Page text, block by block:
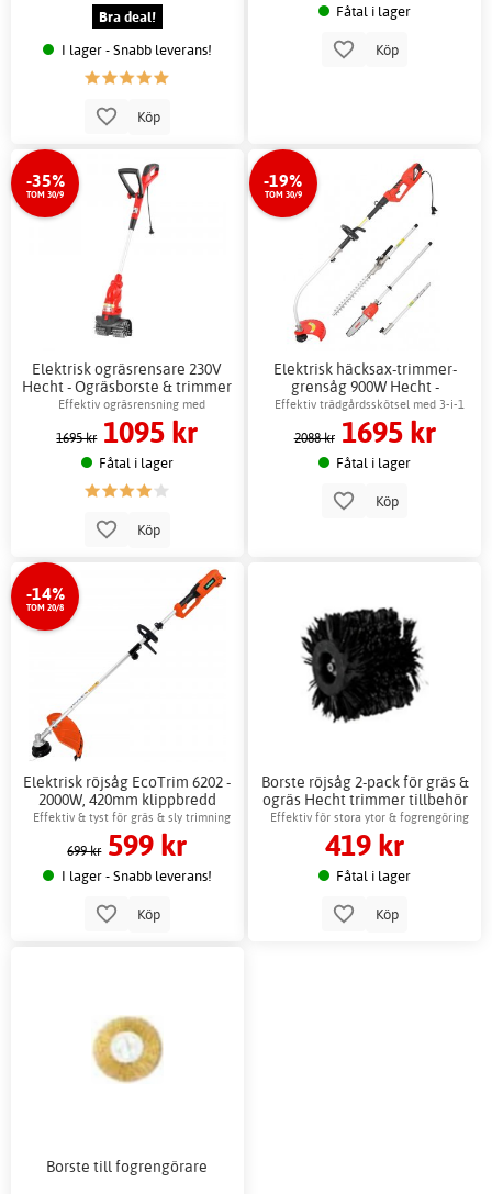
Bra deal!
I lager - Snabb leverans!
Köp
Fåtal i lager
Köp
-35%
TOM 30/9
Elektrisk ogräsrensare 230V
Hecht - Ogräsborste & trimmer
gräs
Effektiv ogräsrensning med
teleskopskaft
1695 kr 1095 kr
Fåtal i lager
Köp
-19%
TOM 30/9
Elektrisk häcksax-trimmer-
grensåg 900W Hecht -
Trädgårdsverktyg
Effektiv trädgårdsskötsel med 3-i-1
verktyg
2088 kr 1695 kr
Fåtal i lager
Köp
-14%
TOM 20/8
Elektrisk röjsåg EcoTrim 6202 -
2000W, 420mm klippbredd
Effektiv & tyst för gräs & sly trimning
699 kr 599 kr
I lager - Snabb leverans!
Köp
Borste röjsåg 2-pack för gräs &
ogräs Hecht trimmer tillbehör
Effektiv för stora ytor & fogrengöring
419 kr
Fåtal i lager
Köp
Borste till fogrengörare